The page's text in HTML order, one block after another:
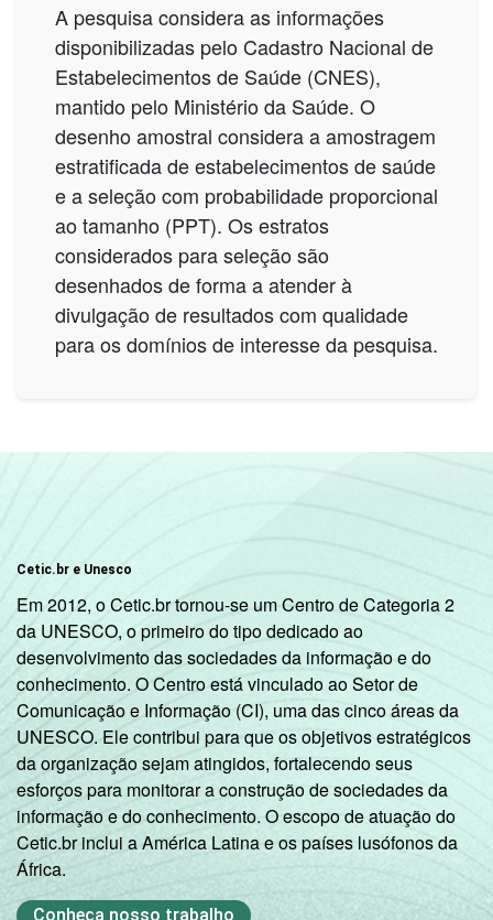
A pesquisa considera as informações
disponibilizadas pelo Cadastro Nacional de
Estabelecimentos de Saúde (CNES),
mantido pelo Ministério da Saúde. O
desenho amostral considera a amostragem
estratificada de estabelecimentos de saúde
e a seleção com probabilidade proporcional
ao tamanho (PPT). Os estratos
considerados para seleção são
desenhados de forma a atender à
divulgação de resultados com qualidade
para os domínios de interesse da pesquisa.
Cetic.br e Unesco
Em 2012, o Cetic.br tornou-se um Centro de Categoria 2
da UNESCO, o primeiro do tipo dedicado ao
desenvolvimento das sociedades da informação e do
conhecimento. O Centro está vinculado ao Setor de
Comunicação e Informação (CI), uma das cinco áreas da
UNESCO. Ele contribui para que os objetivos estratégicos
da organização sejam atingidos, fortalecendo seus
esforços para monitorar a construção de sociedades da
informação e do conhecimento. O escopo de atuação do
Cetic.br inclui a América Latina e os países lusófonos da
África.
Conheça nosso trabalho